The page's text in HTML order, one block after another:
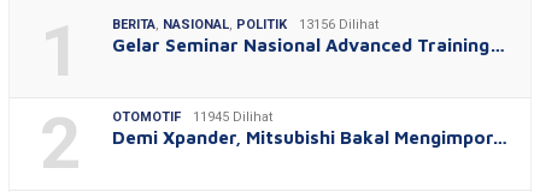
1 BERITA, NASIONAL, POLITIK 13156 Dilihat
Gelar Seminar Nasional Advanced Training…
2 OTOMOTIF 11945 Dilihat
Demi Xpander, Mitsubishi Bakal Mengimpor…